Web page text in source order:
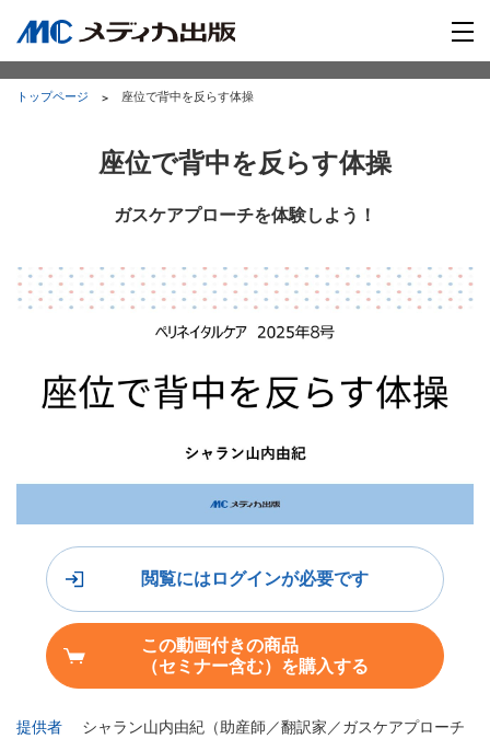
トップページ 座位で背中を反らす体操
座位で背中を反らす体操
ガスケアプローチを体験しよう！
提供者
シャラン山内由紀（助産師／翻訳家／ガスケアプローチ
閲覧にはログインが必要です
この動画付きの商品
（セミナー含む）を購入する